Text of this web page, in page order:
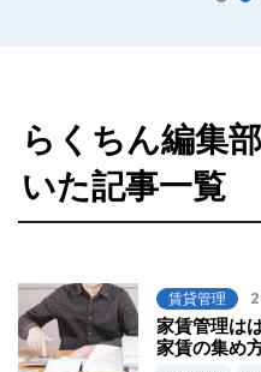
らくちん編集
いた記事一覧
賃貸管理
家賃管理は
家賃の集め